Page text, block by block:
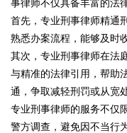
uz
事律师不仅具备丰富的法
首先，专业刑事律师精通
熟悉办案流程，能够及时
其次，专业刑事律师在法
与精准的法律引用，帮助
通，争取减轻刑罚或从宽
专业刑事律师的服务不仅
警方调查，避免因不当行